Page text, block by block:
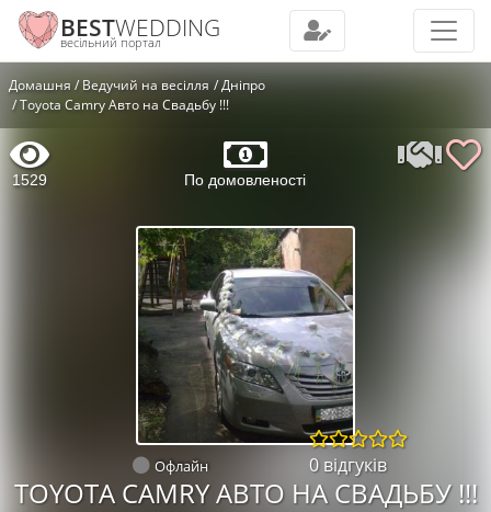
BESTWEDDING
весільний портал
Домашня Ведучий на весілля
Дніпро
Toyota Camry Авто на Свадьбу !!!
1529 По домовленості
Офлайн 0 відгуків
TOYOTA CAMRY АВТО НА СВАДЬБУ !!!